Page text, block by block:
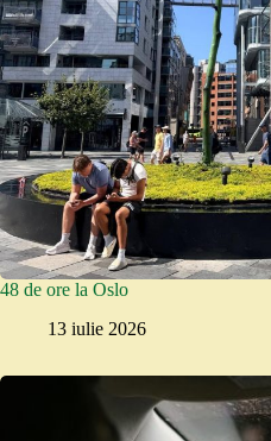
48 de ore la Oslo
13 iulie 2026